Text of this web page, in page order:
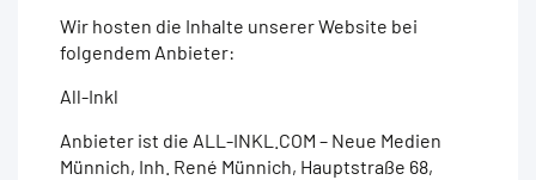
Wir hosten die Inhalte unserer Website bei
folgendem Anbieter:
All-Inkl
Anbieter ist die ALL-INKL.COM – Neue Medien
Münnich, Inh. René Münnich, Hauptstraße 68,